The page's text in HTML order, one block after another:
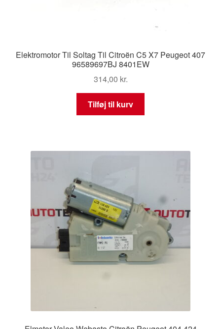
Elektromotor Til Soltag Til Citroën C5 X7 Peugeot 407
96589697BJ 8401EW
314,00 kr.
Tilføj til kurv